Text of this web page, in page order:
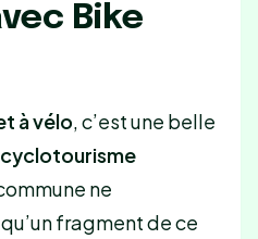
Bike
à vélo, c’est une belle
cyclotourisme
ne
fragment de ce